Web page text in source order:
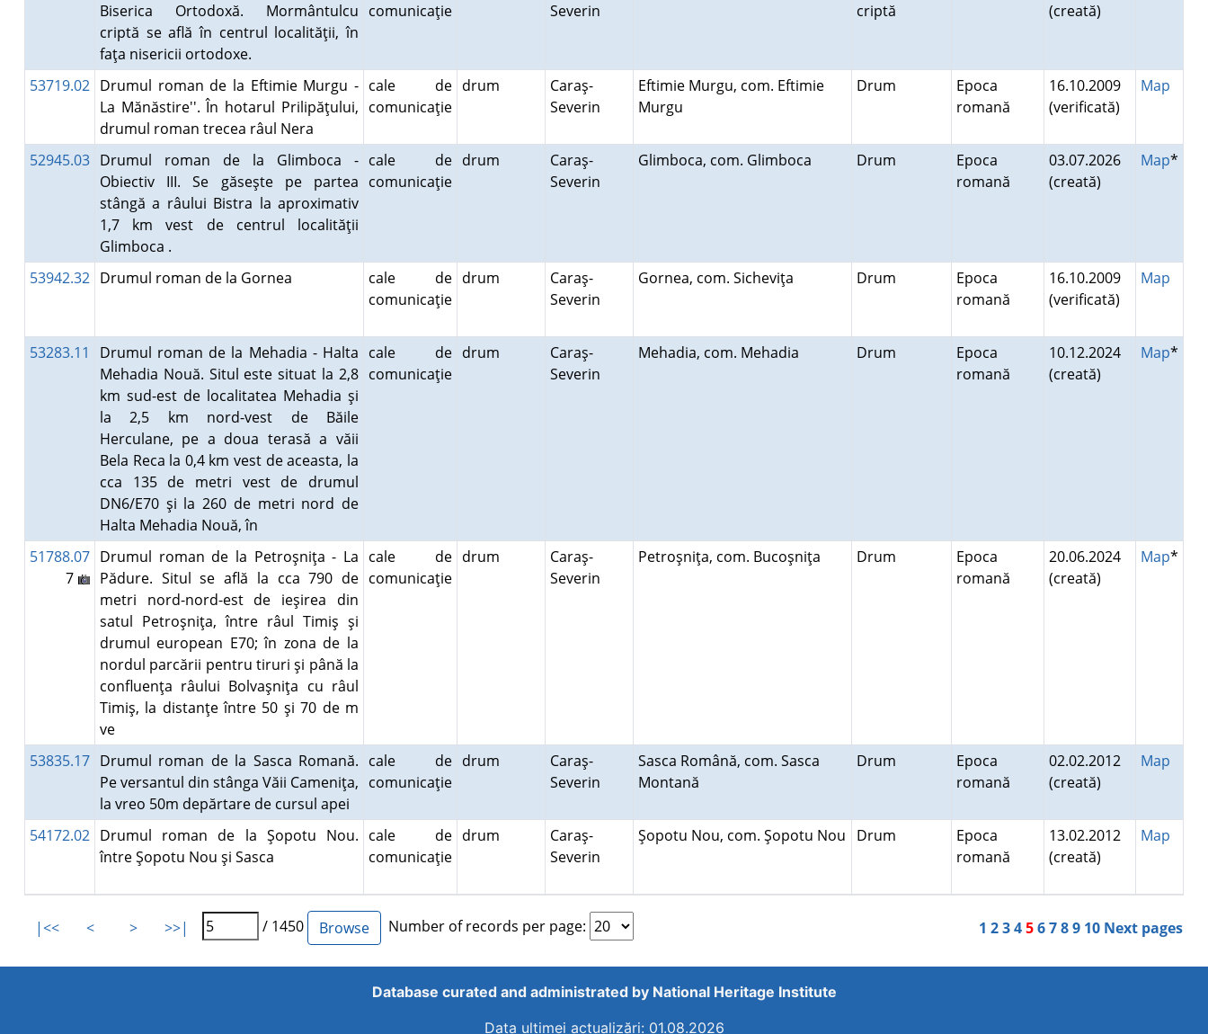
Biserica Ortodoxă. Mormântulcu
criptă se află în centrul localităţii, în
faţa nisericii ortodoxe.
comunicaţie
Severin
criptă
(creată)
53719.02 Drumul roman de la Eftimie Murgu -
La Mănăstire''. În hotarul Prilipăţului,
drumul roman trecea râul Nera
cale de
comunicaţie
drum
Caraş-
Severin
Eftimie Murgu, com. Eftimie
Murgu
Drum
Epoca
romană
16.10.2009
(verificată)
Map
52945.03 Drumul roman de la Glimboca -
Obiectiv III. Se găseşte pe partea
stângă a râului Bistra la aproximativ
1,7 km vest de centrul localităţii
Glimboca .
cale de
comunicaţie
drum
Caraş-
Severin
Glimboca, com. Glimboca Drum
Epoca
romană
03.07.2026
(creată)
Map*
53942.32 Drumul roman de la Gornea
cale de
comunicaţie
drum
Caraş-
Severin
Gornea, com. Sicheviţa Drum
Epoca
romană
16.10.2009
(verificată)
Map
53283.11
Drumul roman de la Mehadia - Halta
Mehadia Nouă. Situl este situat la 2,8
km sud-est de localitatea Mehadia şi
la 2,5 km nord-vest de Băile
Herculane, pe a doua terasă a văii
Bela Reca la 0,4 km vest de aceasta, la
cca 135 de metri vest de drumul
DN6/E70 şi la 260 de metri nord de
Halta Mehadia Nouă, în
cale de
comunicaţie
drum
Caraş-
Severin
Mehadia, com. Mehadia Drum
Epoca
romană
10.12.2024
(creată)
Map*
51788.07
7
Drumul roman de la Petroşniţa - La
Pădure. Situl se află la cca 790 de
metri nord-nord-est de ieşirea din
satul Petroşniţa, între râul Timiş şi
drumul european E70; în zona de la
nordul parcării pentru tiruri şi până la
confluenţa râului Bolvaşniţa cu râul
Timiş, la distanţe între 50 şi 70 de m
ve
cale de
comunicaţie
drum
Caraş-
Severin
Petroşniţa, com. Bucoşniţa Drum
Epoca
romană
20.06.2024
(creată)
Map*
53835.17 Drumul roman de la Sasca Romană.
Pe versantul din stânga Văii Cameniţa,
la vreo 50m depărtare de cursul apei
cale de
comunicaţie
drum
Caraş-
Severin
Sasca Română, com. Sasca
Montană
Drum
Epoca
romană
02.02.2012
(creată)
Map
54172.02 Drumul roman de la Şopotu Nou.
între Şopotu Nou şi Sasca
cale de
comunicaţie
drum
Caraş-
Severin
Şopotu Nou, com. Şopotu Nou Drum
Epoca
romană
13.02.2012
(creată)
Map
|<< < > >>| / 1450 Number of records per page: 1 23456789 10 Next pages
Database curated and administrated by National Heritage Institute
Data ultimei actualizări: 01.08.2026